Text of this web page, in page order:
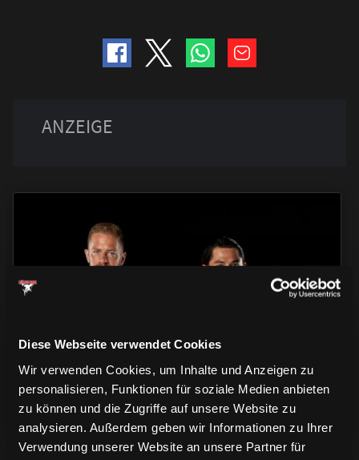
Diese Webseite verwendet Cookies
Wir verwenden Cookies, um Inhalte und Anzeigen zu
personalisieren, Funktionen für soziale Medien anbieten
zu können und die Zugriffe auf unsere Website zu
analysieren. Außerdem geben wir Informationen zu Ihrer
Verwendung unserer Website an unsere Partner für